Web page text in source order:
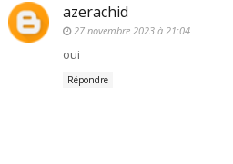
azerachid
27 novembre 2023 à 21:04
oui
Répondre